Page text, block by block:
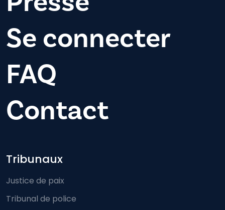
Se connecter
FAQ
Contact
Footer-menu
Tribunaux
Justice de paix
Tribunal de police